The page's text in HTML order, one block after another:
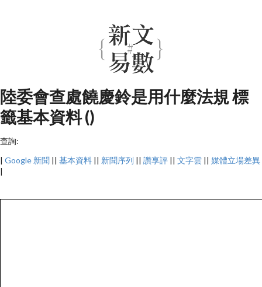
陸委會查處饒慶鈴是用什麼法規 標
籤基本資料 ()
查詢:
| Google 新聞 || 基本資料 || 新聞序列 || 讚享評 || 文字雲 || 媒體立場差異
|